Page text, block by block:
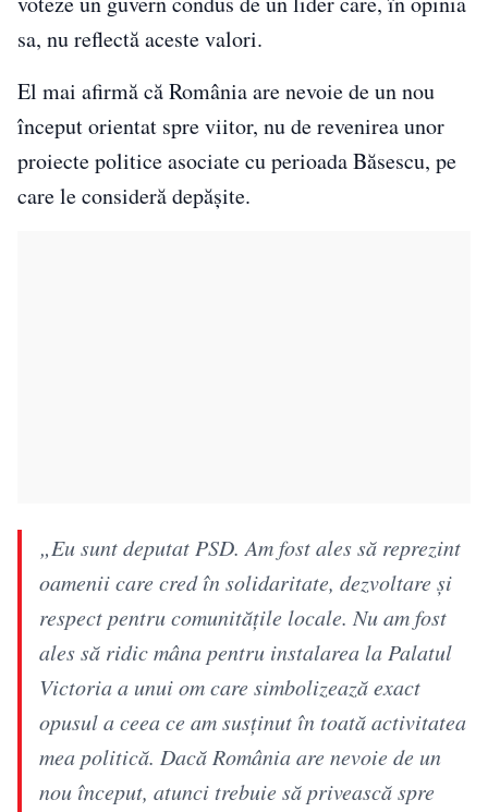
sa, nu reflectă aceste valori.
El mai afirmă că România are nevoie de un nou
început orientat spre viitor, nu de revenirea unor
proiecte politice asociate cu perioada Băsescu, pe
care le consideră depășite.
„Eu sunt deputat PSD. Am fost ales să reprezint
oamenii care cred în solidaritate, dezvoltare și
respect pentru comunitățile locale. Nu am fost
ales să ridic mâna pentru instalarea la Palatul
Victoria a unui om care simbolizează exact
opusul a ceea ce am susținut în toată activitatea
mea politică. Dacă România are nevoie de un
nou început, atunci trebuie să privească spre